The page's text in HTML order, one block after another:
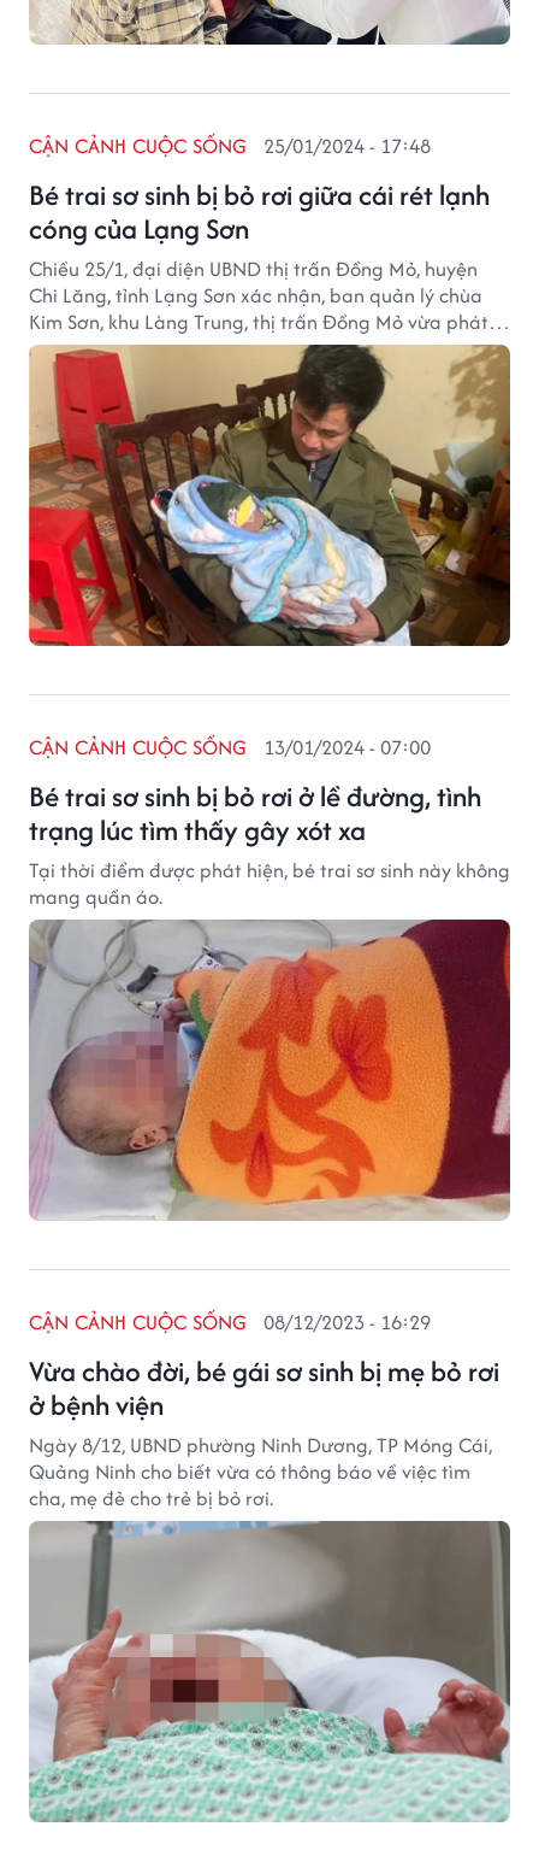
Bé trai sơ sinh bị bỏ rơi giữa cái rét lạnh
cóng của Lạng Sơn
CẬN CẢNH CUỘC SỐNG 25/01/2024 - 17:48
Chiều 25/1, đại diện UBND thị trấn Đồng Mỏ, huyện
Chi Lăng, tỉnh Lạng Sơn xác nhận, ban quản lý chùa
Kim Sơn, khu Làng Trung, thị trấn Đồng Mỏ vừa phát
hiện một bé trai sơ sinh bị bỏ rơi trong giỏ nhựa màu
xanh.
Bé trai sơ sinh bị bỏ rơi ở lề đường, tình
trạng lúc tìm thấy gây xót xa
CẬN CẢNH CUỘC SỐNG 13/01/2024 - 07:00
Tại thời điểm được phát hiện, bé trai sơ sinh này không
mang quần áo.
Vừa chào đời, bé gái sơ sinh bị mẹ bỏ rơi
ở bệnh viện
CẬN CẢNH CUỘC SỐNG 08/12/2023 - 16:29
Ngày 8/12, UBND phường Ninh Dương, TP Móng Cái,
Quảng Ninh cho biết vừa có thông báo về việc tìm
cha, mẹ đẻ cho trẻ bị bỏ rơi.